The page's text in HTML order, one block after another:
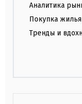
Аналитика
Покупка жилья
Тренды и